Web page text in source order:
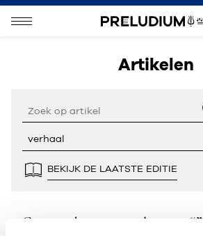
Artikelen
BEKIJK DE LAATSTE EDITIE
Geen resultaten gevonden voor “”.